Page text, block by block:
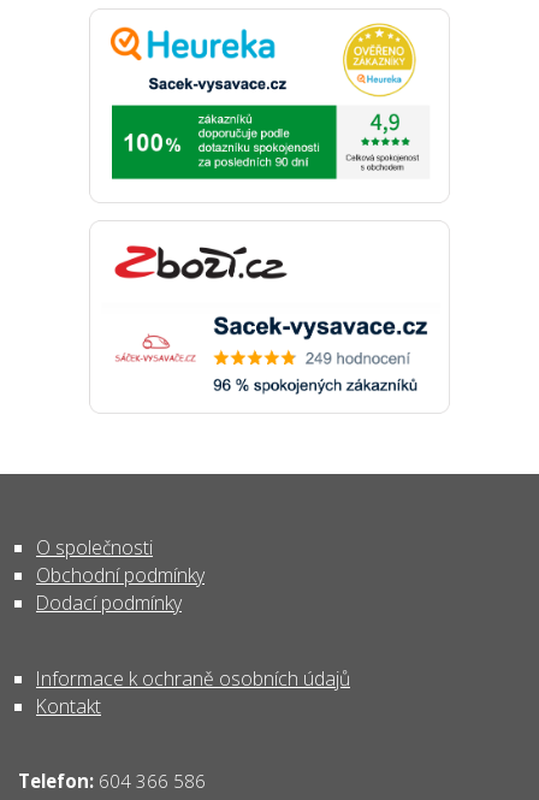
O společnosti
Obchodní podmínky
Dodací podmínky
Informace k ochraně osobních údajů
Kontakt
Telefon: 604 366 586